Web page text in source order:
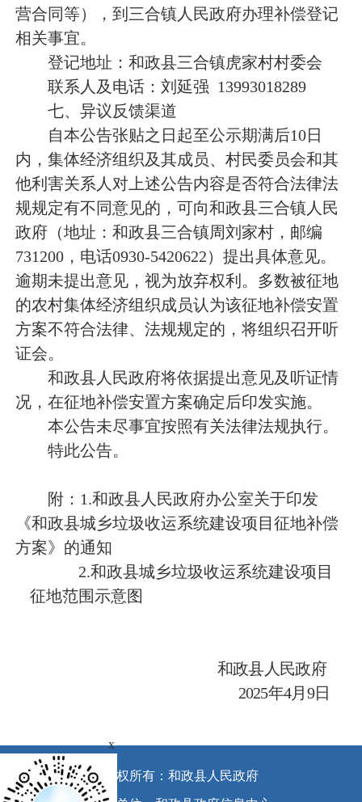
营合同等），到 三合镇人民政府办理补偿登记
相关事宜。
登记地址： 和政县三合镇虎家村村委会
联系 人及 电话： 刘延强 13993018289
七、异议反馈渠道
自本公告张贴之日起至公示期满后10日
内，集体经济组织及其成员、村民委员会和其
他利害关系人对上述公告内容是否符合法律法
规规定有不同意见的，可向和政县三合镇人民
政府（地址 ：和政县三合镇周刘家村，邮编
731200，电话0930-5420622）提出具体意见。
逾期未提出意见，视为放弃权利。多数被征地
的农村集体经济组织成员认为该征地补偿安置
方案不符合法律、法规规定的，将组织召开听
证会。
和政县人民政府将依据提出意见及听证情
况，在征地补偿安置方案确定后印发实施。
本公告未尽事宜按照有关法律法规执行。
特此公告。
附： 1.和政县人民政府办公室关于印发
《和政县城乡垃圾收运系统建设项目 征地补偿
方案》的通知
2.和政县城乡垃圾收运系统建设项目
征地范围示意图
和政县人民政府
2025年4月 9日
版权所有：和政县人民政府
x